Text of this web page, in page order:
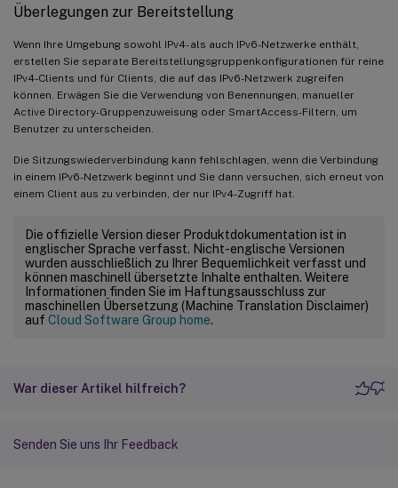
Überlegungen zur Bereitstellung
Wenn Ihre Umgebung sowohl IPv4- als auch IPv6-Netzwerke enthält,
erstellen Sie separate Bereitstellungsgruppenkonfigurationen für reine
IPv4-Clients und für Clients, die auf das IPv6-Netzwerk zugreifen
können. Erwägen Sie die Verwendung von Benennungen, manueller
Active Directory-Gruppenzuweisung oder SmartAccess-Filtern, um
Benutzer zu unterscheiden.
Die Sitzungswiederverbindung kann fehlschlagen, wenn die Verbindung
in einem IPv6-Netzwerk beginnt und Sie dann versuchen, sich erneut von
einem Client aus zu verbinden, der nur IPv4-Zugriff hat.
Die offizielle Version dieser Produktdokumentation ist in
englischer Sprache verfasst. Nicht-englische Versionen
wurden ausschließlich zu Ihrer Bequemlichkeit verfasst und
können maschinell übersetzte Inhalte enthalten. Weitere
Informationen finden Sie im Haftungsausschluss zur
maschinellen Übersetzung (Machine Translation Disclaimer)
auf Cloud Software Group home.
War dieser Artikel hilfreich?
Senden Sie uns Ihr Feedback